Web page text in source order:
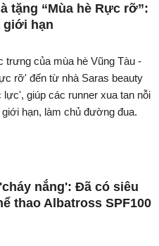
tặng “Mùa hè Rực rỡ”:
giới hạn
trưng của mùa hè Vũng Tàu -
rỡ' đến từ nhà Saras beauty
giúp các runner xua tan nỗi
hạn, làm chủ đường đua.
nắng': Đã có siêu
thao Albatross SPF100